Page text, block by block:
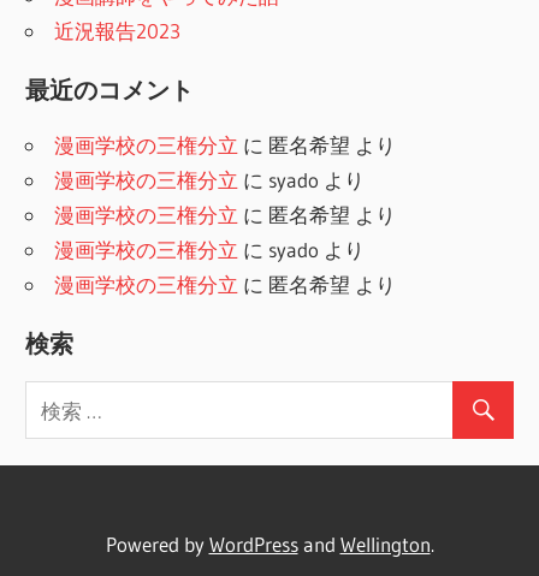
近況報告2023
最近のコメント
漫画学校の三権分立 に 匿名希望 より
漫画学校の三権分立 に syado より
漫画学校の三権分立 に 匿名希望 より
漫画学校の三権分立 に syado より
漫画学校の三権分立 に 匿名希望 より
検索
Powered byWordPressand Wellington.